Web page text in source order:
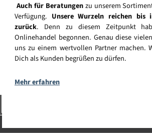
Auch für Beratungenzu unserem
Verfügung. Unsere Wurzeln reichen
zurück. Denn zu diesem Zeitpunkt
Onlinehandel begonnen. Genau diese
uns zu einem wertvollen Partner machen.
Dich als Kunden begrüßen zu dürfen.
Mehr erfahren